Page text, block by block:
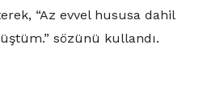
“Az evvel hususa dahil
sözünü kullandı.